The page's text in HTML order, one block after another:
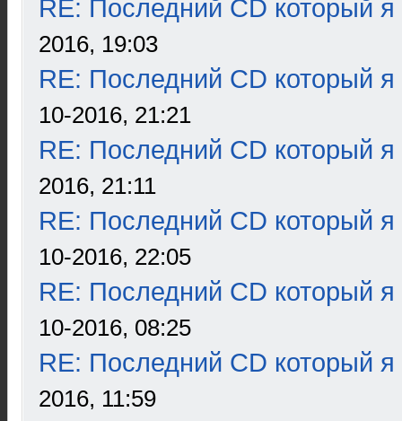
RE: Последний CD который я
2016, 19:03
RE: Последний CD который я
10-2016, 21:21
RE: Последний CD который я
2016, 21:11
RE: Последний CD который я
10-2016, 22:05
RE: Последний CD который я
10-2016, 08:25
RE: Последний CD который я
2016, 11:59